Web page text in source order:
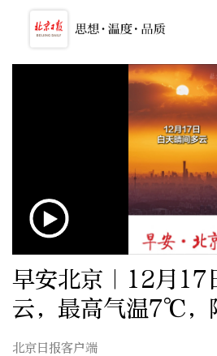
早安北京｜12月17
云，最高气温7℃，
北京日报客户端